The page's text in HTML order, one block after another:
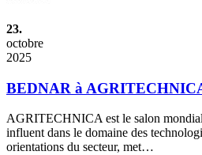
23.
octobre
2025
BEDNAR à
AGRITECHNICA est le salon
influent dans le domaine des
orientations du secteur, met…